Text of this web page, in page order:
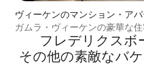
ヴィーケンのマンション・アパ
ガムラ・ヴィーケンの豪華な
フレデリクスボ
そ⁠の⁠他⁠の素⁠敵⁠なバ⁠